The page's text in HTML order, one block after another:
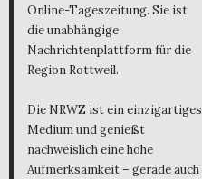
Online-Tageszeitung. Sie ist
die unabhängige
Nachrichtenplattform für die
Region Rottweil.
Die NRWZ ist ein einzigartiges
Medium und genießt
nachweislich eine hohe
Aufmerksamkeit – gerade auch